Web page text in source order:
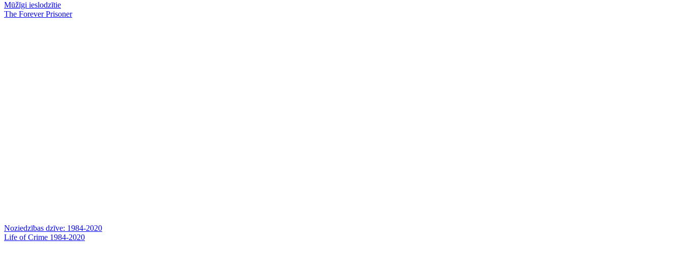
Mūžīgi ieslodzītie
The Forever Prisoner
Noziedzības dzīve: 1984-2020
Life of Crime 1984-2020